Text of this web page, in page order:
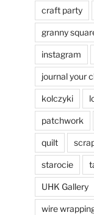
craft party
granny
instagram
journal your
kolczyki
patchwork
quilt
starocie
UHK Gallery
wire